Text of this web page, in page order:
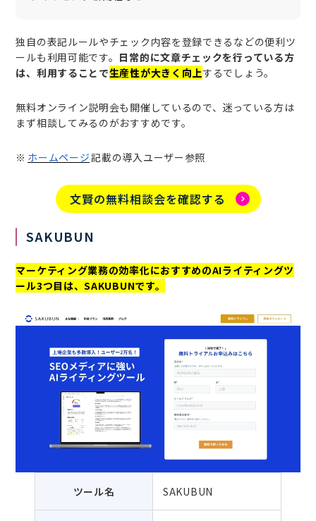
独自の表記ルールやチェック内容を登録できるなどの便利ツ
ールも利用可能です。 日常的に文章チェックを行っている方
は、利用することで生産性が大きく向上するでしょう。
無料オンライン説明会も開催しているので、迷っている方は
まず相談してみるのがおすすめです。
※ ホームページ記載の導入ユーザー参照
文賢の無料相談会を確認する
SAKUBUN
マーケティング業務の効率化におすすめのAIライティングツ
ール3つ目は、SAKUBUNです。
ツール名 SAKUBUN